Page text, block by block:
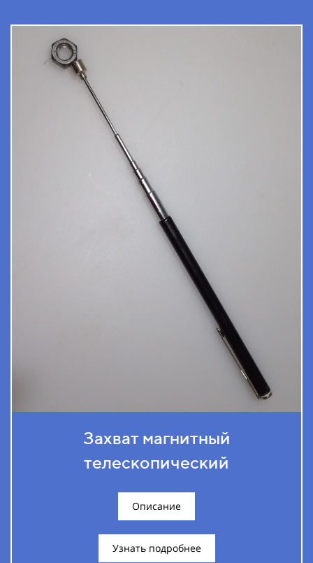
Захват магнитный
телескопический
Описание
Узнать подробнее